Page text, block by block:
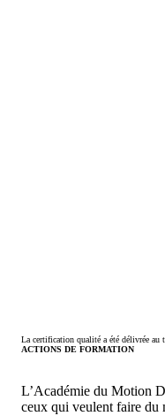
La certification qualité a été délivrée au
ACTIONS DE FORMATION
L’Académie du Motion
ceux qui veulent faire du